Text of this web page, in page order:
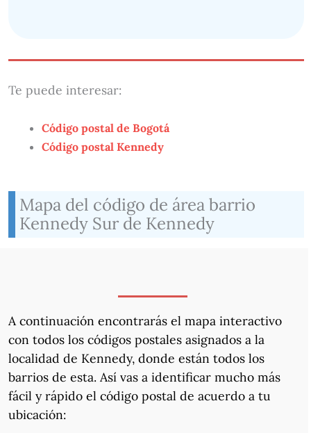
Te puede interesar:
Código postal de Bogotá
Código postal Kennedy
Mapa del código de área barrio
Kennedy Sur de Kennedy
A continuación encontrarás el mapa interactivo
con todos los códigos postales asignados a la
localidad de Kennedy, donde están todos los
barrios de esta. Así vas a identificar mucho más
fácil y rápido el código postal de acuerdo a tu
ubicación: